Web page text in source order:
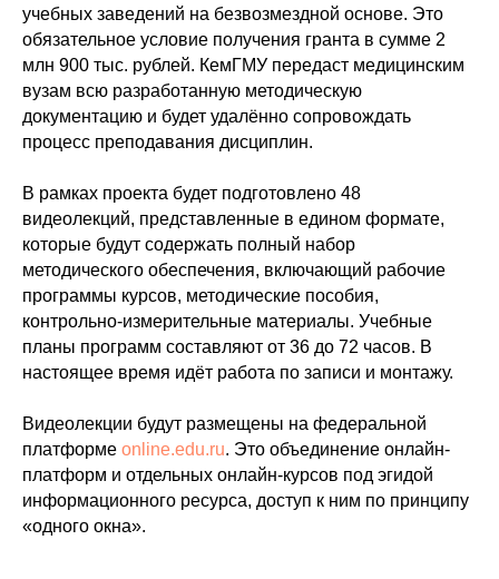
учебных заведений на безвозмездной основе. Это
обязательное условие получения гранта в сумме 2
млн 900 тыс. рублей. КемГМУ передаст медицинским
вузам всю разработанную методическую
документацию и будет удалённо сопровождать
процесс преподавания дисциплин.
В рамках проекта будет подготовлено 48
видеолекций, представленные в едином формате,
которые будут содержать полный набор
методического обеспечения, включающий рабочие
программы курсов, методические пособия,
контрольно-измерительные материалы. Учебные
планы программ составляют от 36 до 72 часов. В
настоящее время идёт работа по записи и монтажу.
Видеолекции будут размещены на федеральной
платформе online.edu.ru. Это объединение онлайн-
платформ и отдельных онлайн-курсов под эгидой
информационного ресурса, доступ к ним по принципу
«одного окна».